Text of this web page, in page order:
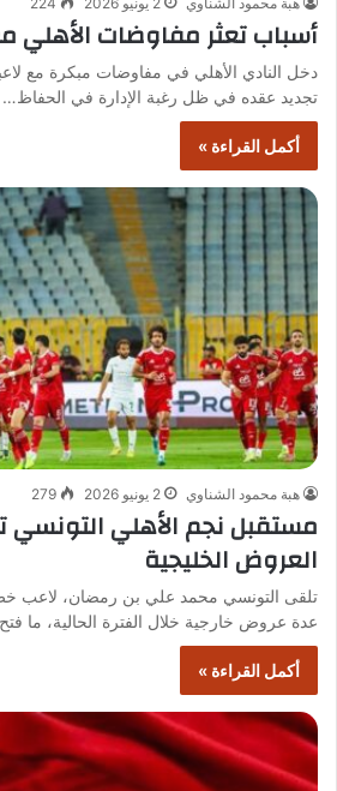
أسباب تعثر مفاوضات
دخل النادي الأهلي في مفاوضات مبكرة مع
تجديد عقده في ظل رغبة الإدارة في الحفاظ…
أكمل القراءة »
هبة محمود الشناوي 2 يونيو 2026 279
مستقبل نجم الأهلي التونسي
العروض الخليجية
تلقى التونسي محمد علي بن رمضان، لاعب
عدة عروض خارجية خلال الفترة الحالية، ما
أكمل القراءة »